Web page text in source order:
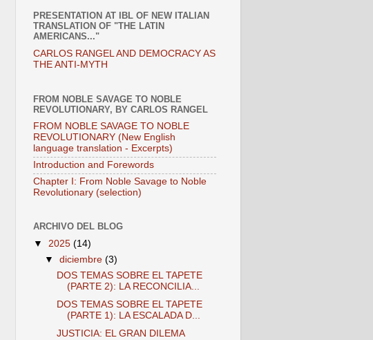
PRESENTATION AT IBL OF NEW ITALIAN
TRANSLATION OF "THE LATIN
AMERICANS..."
CARLOS RANGEL AND DEMOCRACY AS
THE ANTI-MYTH
FROM NOBLE SAVAGE TO NOBLE
REVOLUTIONARY, BY CARLOS RANGEL
FROM NOBLE SAVAGE TO NOBLE
REVOLUTIONARY (New English
language translation - Excerpts)
Introduction and Forewords
Chapter I: From Noble Savage to Noble
Revolutionary (selection)
ARCHIVO DEL BLOG
▼ 2025 (14)
▼diciembre(3)
DOS TEMAS SOBRE EL TAPETE
(PARTE 2): LA RECONCILIA...
DOS TEMAS SOBRE EL TAPETE
(PARTE 1): LA ESCALADA D...
JUSTICIA: EL GRAN DILEMA